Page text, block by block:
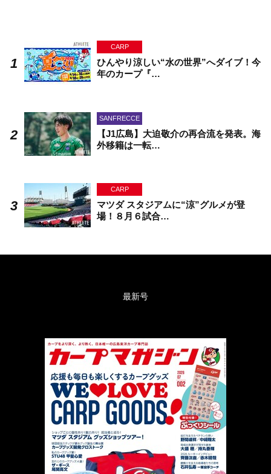
CARP
ひんやり涼しい“水の世界”へダイブ！今
年のカープ『…
SANFRECCE
【J1広島】大迫敬介の再合流を発表。海
外移籍は一転…
CARP
マツダ スタジアムに“涼”グルメが登
場！８月６試合…
最新号